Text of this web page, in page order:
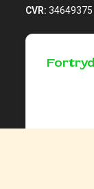
CVR: 34649375